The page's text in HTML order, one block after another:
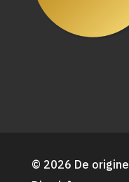
© 2026 De